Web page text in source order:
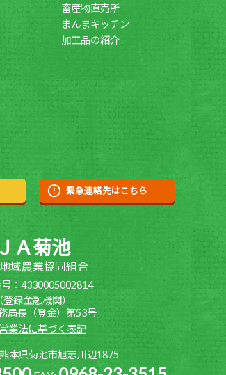
畜産物直売所
まんまキッチン
加工品の紹介
緊急連絡先はこちら
ＪＡ菊池
域農業協同組合
：4330005002814
（登録金融機関）
局長（登金）第53号
業法に基づく表記
本県菊池市旭志川辺1875